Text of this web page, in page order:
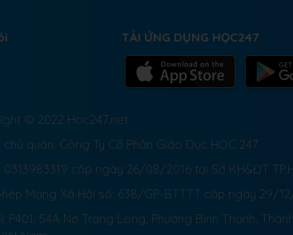
TẢI ỨNG DỤNG HỌC247
© 2022 Hoc247.net
quản: Công Ty Cổ Phần Giáo Dục HỌC 247
0313983319 cấp ngày 26/08/2016 tại Sở KH&ĐT
Mạng Xã Hội số: 638/GP-BTTTT cấp ngày 29/
P401, 54A Nơ Trang Long, Phường Bình Thạnh,